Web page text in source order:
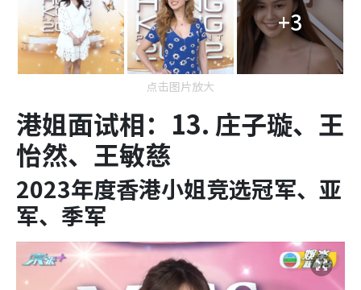
+3
点击图片放大
港姐面试相：13. 庄子璇、王
怡然、王敏慈
2023年度香港小姐竞选冠军、亚
军、季军